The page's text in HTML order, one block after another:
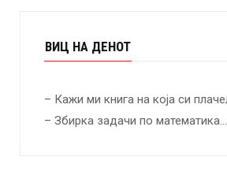
ВИЦ НА ДЕНОТ
– Кажи ми книга на која си
– Збирка задачи по математика…